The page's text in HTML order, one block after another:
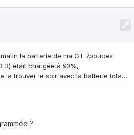
?